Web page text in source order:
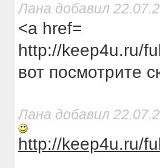
Лана добавил
<a href=
http://keep4u.ru/
вот посмотрите
Лана добавил
http://keep4u.ru/